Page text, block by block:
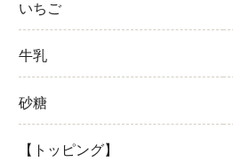
いちご
牛乳
砂糖
【トッピング】